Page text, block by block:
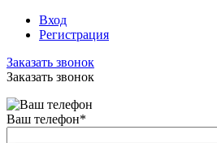
Вход
Регистрация
Заказать звонок
Заказать звонок
Ваш телефон*